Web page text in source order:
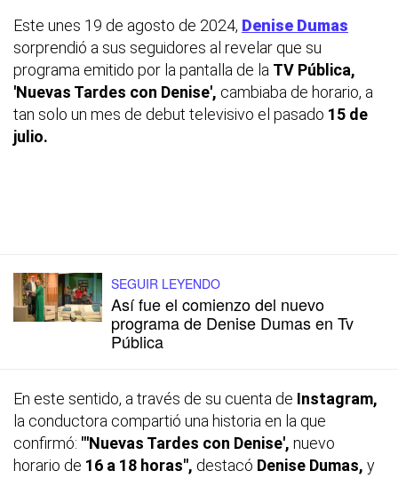
Este unes 19 de agosto de 2024, Denise Dumas
sorprendió a sus seguidores al revelar que su
programa emitido por la pantalla de la TV Pública,
'Nuevas Tardes con Denise', cambiaba de horario, a
tan solo un mes de debut televisivo el pasado 15 de
julio.
SEGUIR LEYENDO
Así fue el comienzo del nuevo
programa de Denise Dumas en Tv
Pública
En este sentido, a través de su cuenta de Instagram,
la conductora compartió una historia en la que
confirmó: "'Nuevas Tardes con Denise', nuevo
horario de 16 a 18 horas", destacó Denise Dumas, y